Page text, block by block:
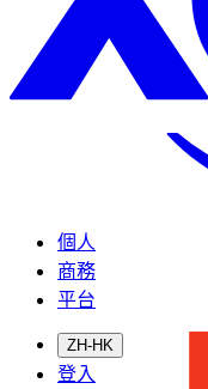
個人
商務
平台
ZH-HK
登入